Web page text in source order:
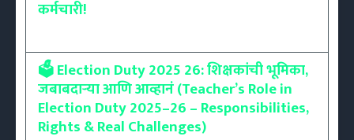
कर्मचारी!
🗳️ Election Duty 2025 26: शिक्षकांची भूमिका,
जबाबदाऱ्या आणि आव्हानं (Teacher’s Role in
Election Duty 2025–26 – Responsibilities,
Rights & Real Challenges)